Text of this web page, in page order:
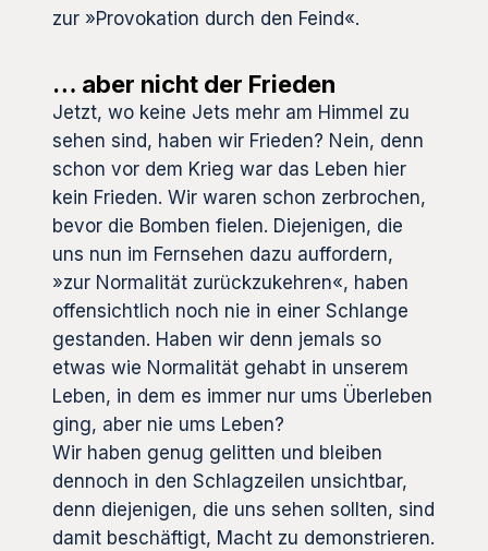
zur »Provokation durch den Feind«.
… aber nicht der Frieden
Jetzt, wo keine Jets mehr am Himmel zu
sehen sind, haben wir Frieden? Nein, denn
schon vor dem Krieg war das Leben hier
kein Frieden. Wir waren schon zerbrochen,
bevor die Bomben fielen. Diejenigen, die
uns nun im Fernsehen dazu auffordern,
»zur Normalität zurückzukehren«, haben
offensichtlich noch nie in einer Schlange
gestanden. Haben wir denn jemals so
etwas wie Normalität gehabt in unserem
Leben, in dem es immer nur ums Überleben
ging, aber nie ums Leben?
Wir haben genug gelitten und bleiben
dennoch in den Schlagzeilen unsichtbar,
denn diejenigen, die uns sehen sollten, sind
damit beschäftigt, Macht zu demonstrieren.